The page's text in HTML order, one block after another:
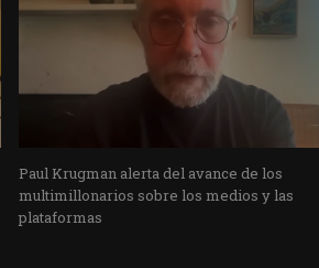
Paul Krugman alerta del avance de los
multimillonarios sobre los medios y las
plataformas